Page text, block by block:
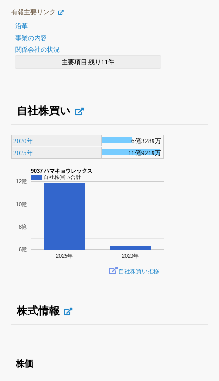
有報主要リンク
沿革
事業の内容
関係会社の状況
主要項目 残り11件
自社株買い
2020年
6億3289万
2025年
11億9219万
9037 ハマキョウレックス
自社株買い合計
2025年 2020年
6億
8億
10億
12億
自社株買い推移
株式情報
株価